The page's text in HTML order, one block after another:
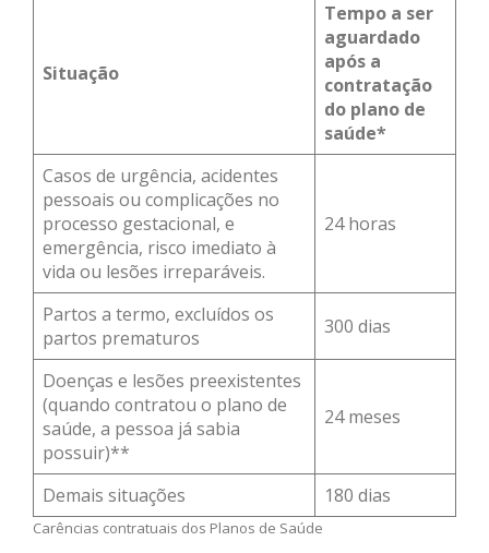
Situação
Tempo a ser
aguardado
após a
contratação
do plano de
saúde*
Casos de urgência, acidentes
pessoais ou complicações no
processo gestacional, e
emergência, risco imediato à
vida ou lesões irreparáveis.
24 horas
Partos a termo, excluídos os
partos prematuros
300 dias
Doenças e lesões preexistentes
(quando contratou o plano de
saúde, a pessoa já sabia
possuir)**
24 meses
Demais situações 180 dias
Carências contratuais dos Planos de Saúde